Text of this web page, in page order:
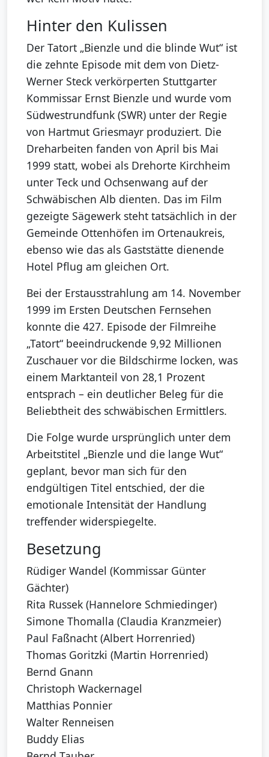
Hinter den Kulissen
Der Tatort „Bienzle und die blinde Wut“ ist
die zehnte Episode mit dem von Dietz-
Werner Steck verkörperten Stuttgarter
Kommissar Ernst Bienzle und wurde vom
Südwestrundfunk (SWR) unter der Regie
von Hartmut Griesmayr produziert. Die
Dreharbeiten fanden von April bis Mai
1999 statt, wobei als Drehorte Kirchheim
unter Teck und Ochsenwang auf der
Schwäbischen Alb dienten. Das im Film
gezeigte Sägewerk steht tatsächlich in der
Gemeinde Ottenhöfen im Ortenaukreis,
ebenso wie das als Gaststätte dienende
Hotel Pflug am gleichen Ort.
Bei der Erstausstrahlung am 14. November
1999 im Ersten Deutschen Fernsehen
konnte die 427. Episode der Filmreihe
„Tatort“ beeindruckende 9,92 Millionen
Zuschauer vor die Bildschirme locken, was
einem Marktanteil von 28,1 Prozent
entsprach – ein deutlicher Beleg für die
Beliebtheit des schwäbischen Ermittlers.
Die Folge wurde ursprünglich unter dem
Arbeitstitel „Bienzle und die lange Wut“
geplant, bevor man sich für den
endgültigen Titel entschied, der die
emotionale Intensität der Handlung
treffender widerspiegelte.
Besetzung
Rüdiger Wandel (Kommissar Günter
Gächter)
Rita Russek (Hannelore Schmiedinger)
Simone Thomalla (Claudia Kranzmeier)
Paul Faßnacht (Albert Horrenried)
Thomas Goritzki (Martin Horrenried)
Bernd Gnann
Christoph Wackernagel
Matthias Ponnier
Walter Renneisen
Buddy Elias